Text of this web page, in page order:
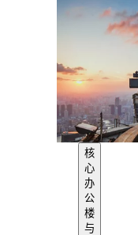
核
心
办
公
楼
与